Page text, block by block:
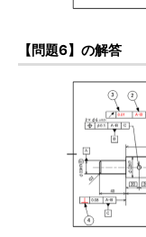
【問題6】の解答